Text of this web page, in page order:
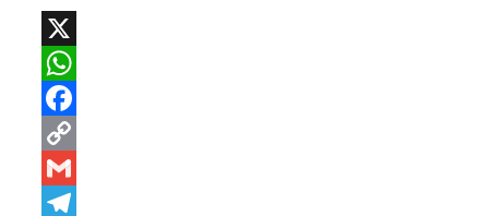
X
WhatsApp
Facebook
Copy
Link
Gmail